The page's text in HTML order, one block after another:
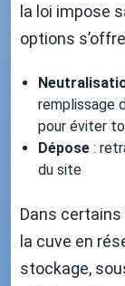
la loi impose
options
remplissage
pour éviter
Dépose :
du site
Dans
la cuve en
stockage,